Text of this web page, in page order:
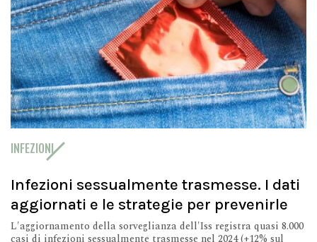
INFEZIONI
Infezioni sessualmente trasmesse. I dati
aggiornati e le strategie per prevenirle
L'aggiornamento della sorveglianza dell'Iss registra quasi 8.000
casi di infezioni sessualmente trasmesse nel 2024 (+12% sul